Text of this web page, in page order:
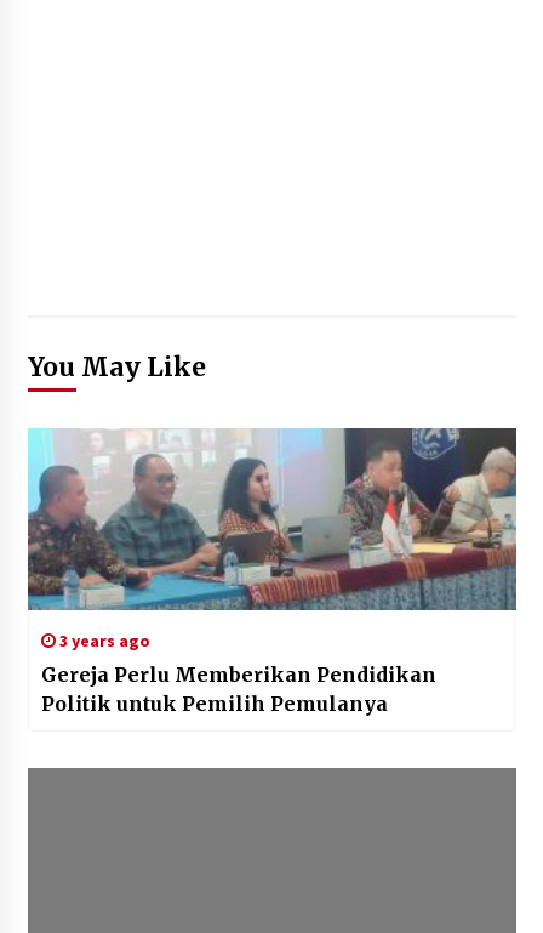
You May Like
3 years ago
Gereja Perlu Memberikan Pendidikan
Politik untuk Pemilih Pemulanya